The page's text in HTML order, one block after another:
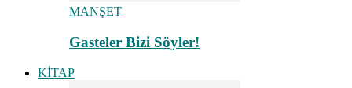
MANŞET
Gasteler Bizi Söyler!
KİTAP